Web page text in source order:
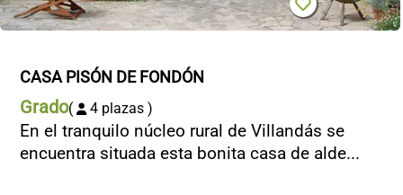
CASA PISÓN DE FONDÓN
Grado( 4 plazas )
En el tranquilo núcleo rural de Villandás se
encuentra situada esta bonita casa de alde...